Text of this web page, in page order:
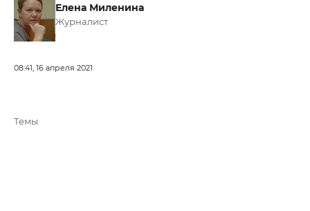
Елена Миленина
Журналист
08:41, 16 апреля 2021
Темы